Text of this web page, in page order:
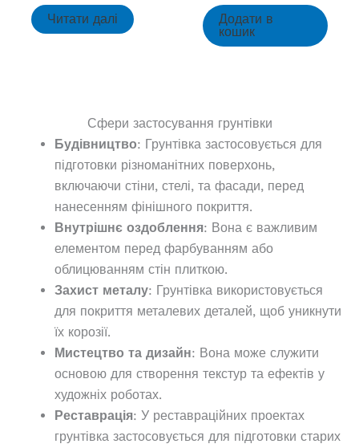
Читати далі
Додати в
кошик
Сфери застосування грунтівки
Будівництво: Грунтівка застосовується для
підготовки різноманітних поверхонь,
включаючи стіни, стелі, та фасади, перед
нанесенням фінішного покриття.
Внутрішнє оздоблення: Вона є важливим
елементом перед фарбуванням або
облицюванням стін плиткою.
Захист металу: Грунтівка використовується
для покриття металевих деталей, щоб уникнути
їх корозії.
Мистецтво та дизайн: Вона може служити
основою для створення текстур та ефектів у
художніх роботах.
Реставрація: У реставраційних проектах
грунтівка застосовується для підготовки старих